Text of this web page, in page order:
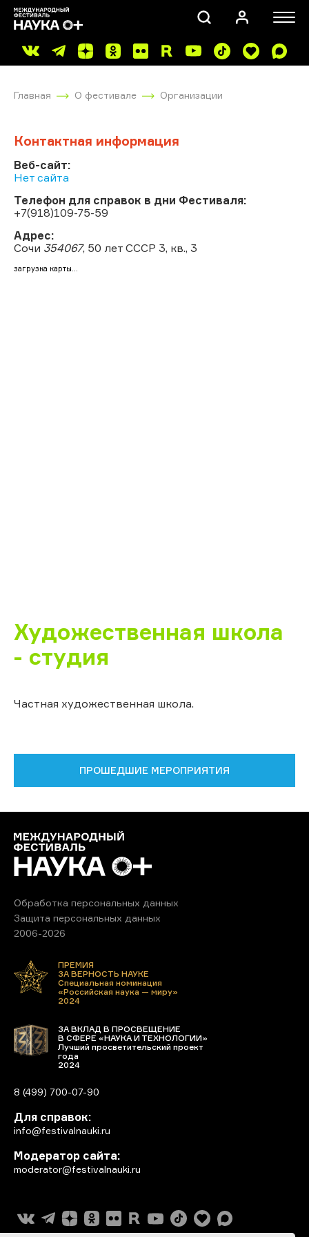
Главная О фестивале Организации
Контактная информация
Веб-сайт:
Нет сайта
Телефон для справок в дни Фестиваля:
+7(918)109-75-59
Адрес:
Сочи 354067, 50 лет СССР 3, кв., 3
загрузка карты...
Художественная школа
- студия
Частная художественная школа.
ПРОШЕДШИЕ МЕРОПРИЯТИЯ
Обработка персональных данных
Защита персональных данных
2006-2026
ПРЕМИЯ
ЗА ВЕРНОСТЬ НАУКЕ
Специальная номинация
«Российская наука — миру»
2024
ЗА ВКЛАД В ПРОСВЕЩЕНИЕ
В СФЕРЕ «НАУКА И ТЕХНОЛОГИИ»
Лучший просветительский проект
года
2024
8 (499) 700-07-90
Для справок:
info@festivalnauki.ru
Модератор сайта:
moderator@festivalnauki.ru